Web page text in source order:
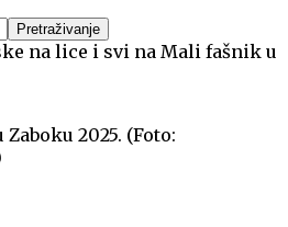
na lice i svi na Mali fašnik u
2025. (Foto: